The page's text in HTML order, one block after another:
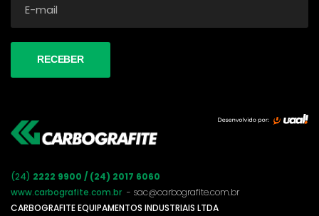
(24) 2222 9900 / (24) 2017 6060
www.carbografite.com.br - sac@carbografite.com.br
CARBOGRAFITE EQUIPAMENTOS INDUSTRIAIS LTDA